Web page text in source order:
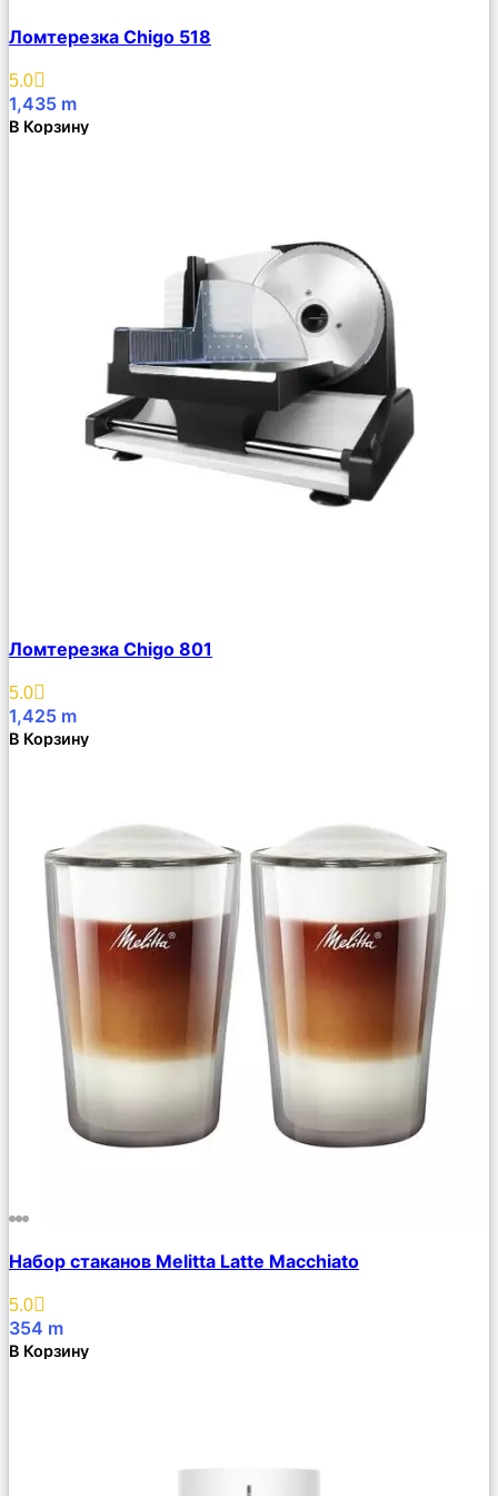
Описание
Избранное
Ломтерезка Chigo 518
5.0
1,435 m
В Корзину
Описание
Избранное
Ломтерезка Chigo 801
5.0
1,425 m
В Корзину
Описание
Избранное
Набор стаканов Melitta Latte Macchiato
5.0
354 m
В Корзину